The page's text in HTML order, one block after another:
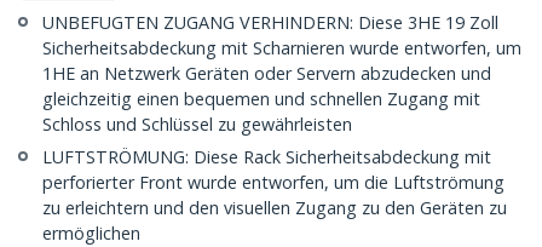
UNBEFUGTEN ZUGANG VERHINDERN: Diese 3HE 19 Zoll
Sicherheitsabdeckung mit Scharnieren wurde entworfen, um
1HE an Netzwerk Geräten oder Servern abzudecken und
gleichzeitig einen bequemen und schnellen Zugang mit
Schloss und Schlüssel zu gewährleisten
LUFTSTRÖMUNG: Diese Rack Sicherheitsabdeckung mit
perforierter Front wurde entworfen, um die Luftströmung
zu erleichtern und den visuellen Zugang zu den Geräten zu
ermöglichen